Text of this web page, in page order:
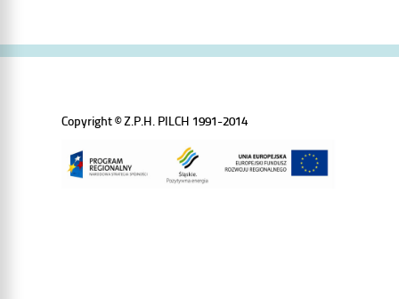
Copyright © Z.P.H. PILCH 1991-2014